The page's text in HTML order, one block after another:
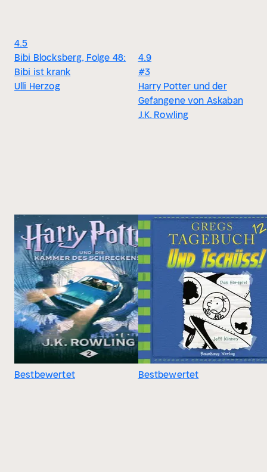
4.5
Bibi Blocksberg, Folge 48:
Bibi ist krank
Ulli Herzog
4.9
#3
Harry Potter und der
Gefangene von Askaban
J.K. Rowling
Bestbewertet Bestbewertet